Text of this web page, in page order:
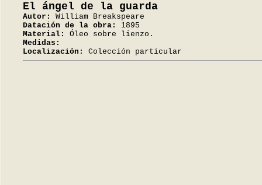
El ángel de la guarda
Autor:
William Breakspeare
Datación de la obra:
1895
Material:
Óleo sobre lienzo.
Medidas:
Localización:
Colección particular